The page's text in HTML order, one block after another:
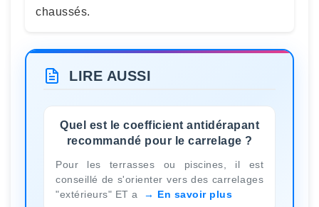
chaussés.
LIRE AUSSI
Quel est le coefficient antidérapant
recommandé pour le carrelage ?
Pour les terrasses ou piscines, il est
conseillé de s'orienter vers des carrelages
"extérieurs" ET a
En savoir plus